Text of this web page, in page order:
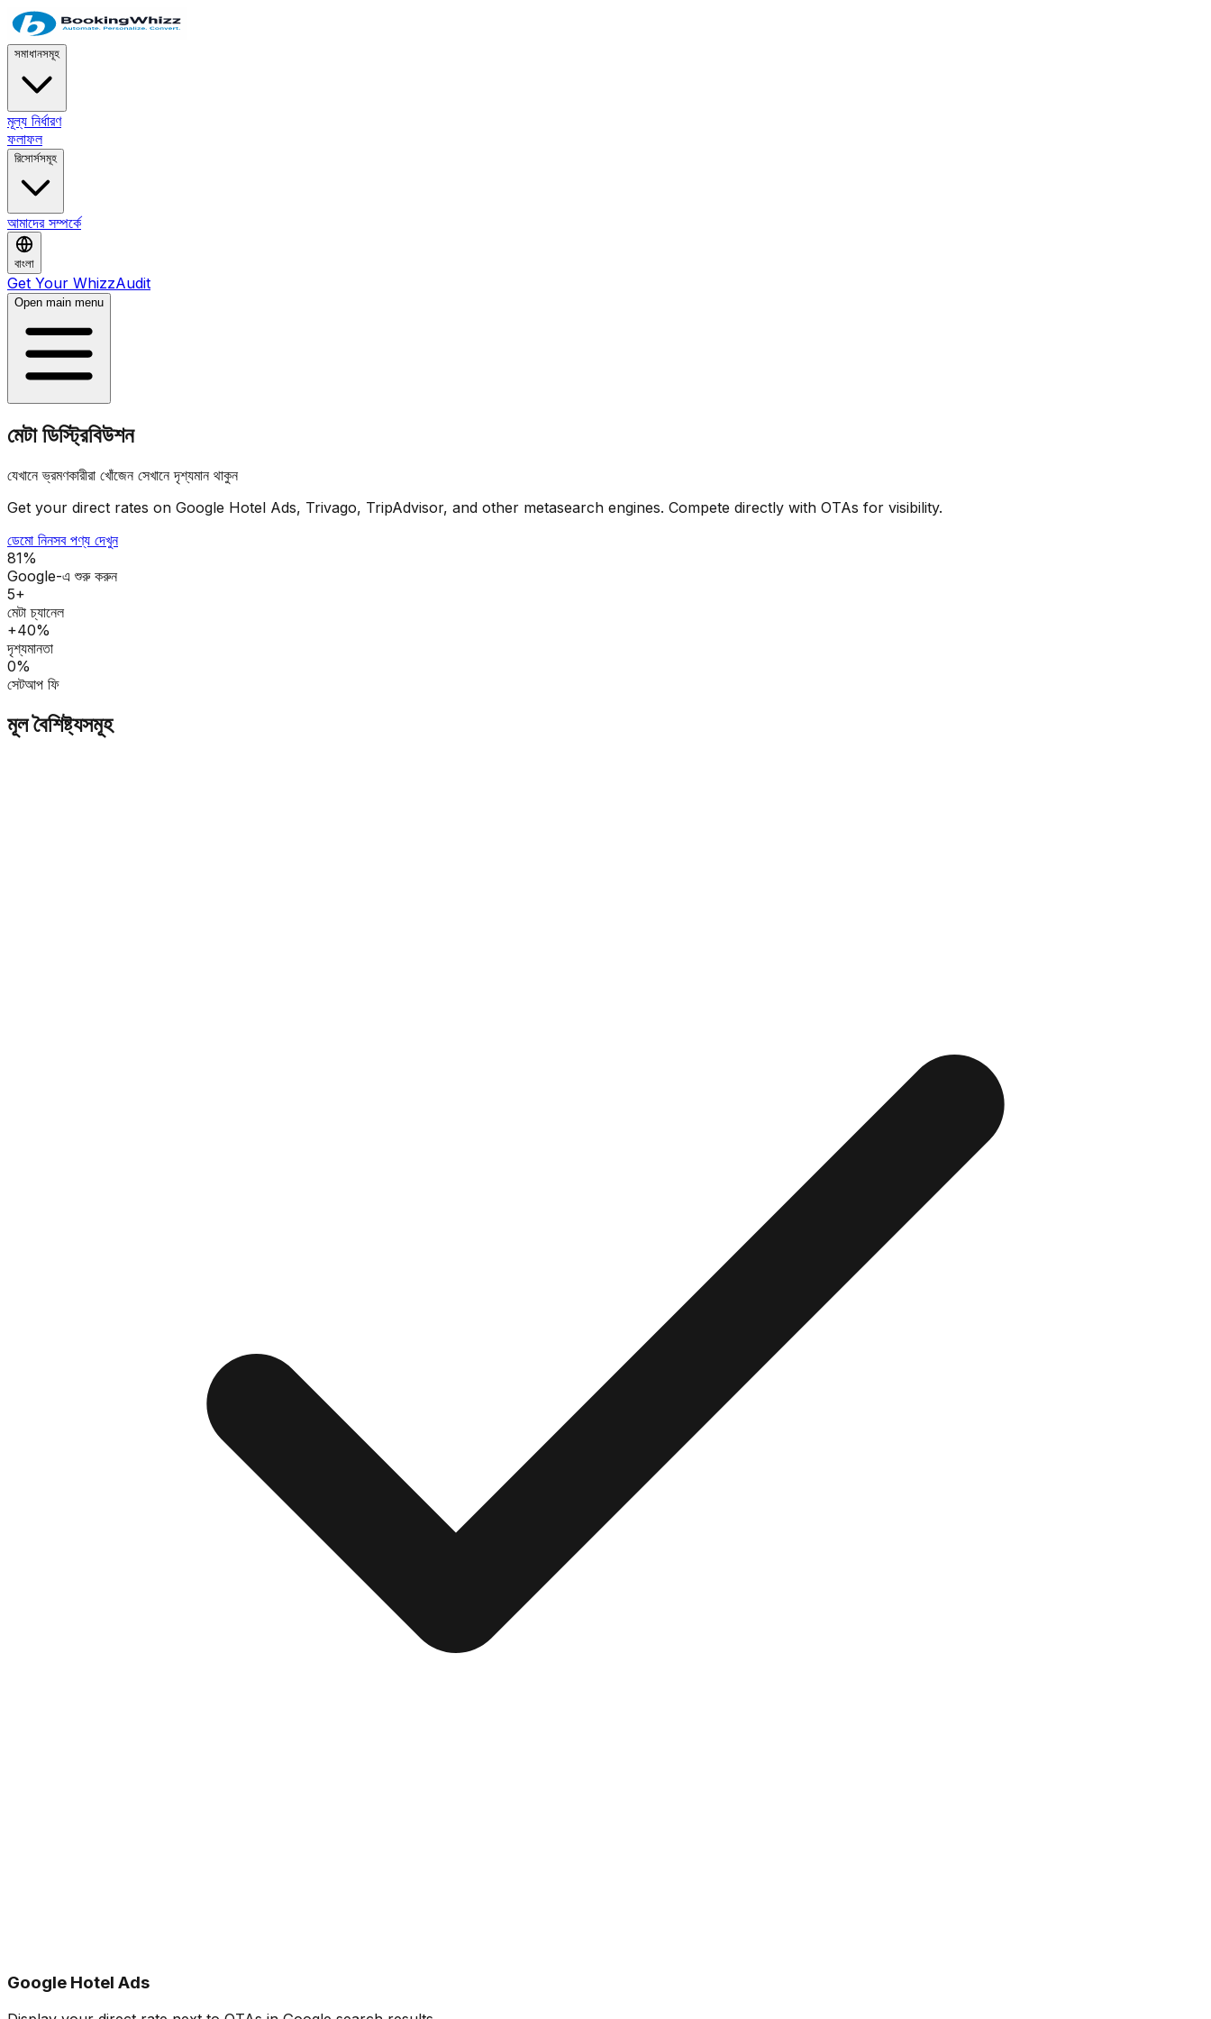
সমাধানসমূহ
মূল্য নির্ধারণ
ফলাফল
রিসোর্সসমূহ
আমাদের সম্পর্কে
বাংলা
Get Your WhizzAudit
Open main menu
মেটা ডিস্ট্রিবিউশন
যেখানে ভ্রমণকারীরা খোঁজেন সেখানে দৃশ্যমান থাকুন
Get your direct rates on Google Hotel Ads, Trivago, TripAdvisor, and other metasearch engines. Compete directly with OTAs for visibility.
ডেমো নিনসব পণ্য দেখুন
81%
Google-এ শুরু করুন
5+
মেটা চ্যানেল
+40%
দৃশ্যমানতা
0%
সেটআপ ফি
মূল বৈশিষ্ট্যসমূহ
Google Hotel Ads